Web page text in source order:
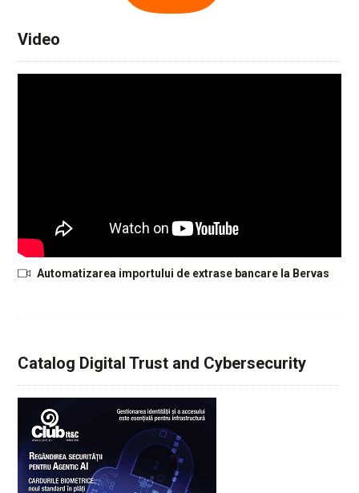
Video
Automatizarea importului de extrase bancare la Bervas
Catalog Digital Trust and Cybersecurity